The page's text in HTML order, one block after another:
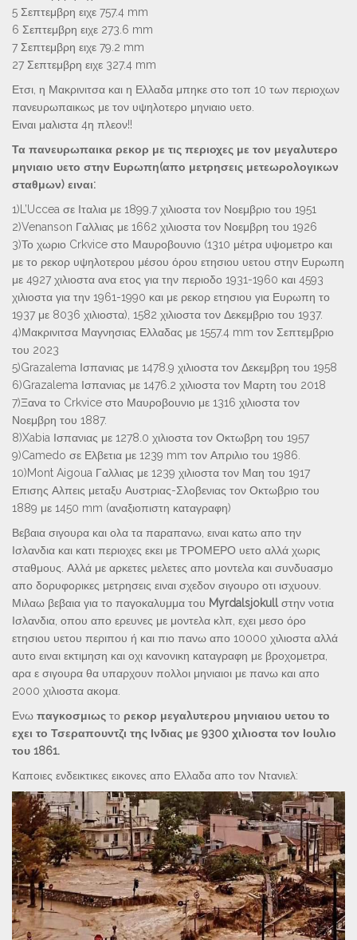
5 Σεπτεμβρη ειχε 757.4 mm
6 Σεπτεμβρη ειχε 273.6 mm
7 Σεπτεμβρη ειχε 79.2 mm
27 Σεπτεμβρη ειχε 327.4 mm
Ετσι, η Μακρινιτσα και η Ελλαδα μπηκε στο τοπ 10 των περιοχων
πανευρωπαικως με τον υψηλοτερο μηνιαιο υετο.
Ειναι μαλιστα 4η πλεον!!
Τα πανευρωπαικα ρεκορ με τις περιοχες με τον μεγαλυτερο
μηνιαιο υετο στην Ευρωπη(απο μετρησεις μετεωρολογικων
σταθμων) ειναι:
1)L’Uccea σε Ιταλια με 1899.7 χιλιοστα τον Νοεμβριο του 1951
2)Venanson Γαλλιας με 1662 χιλιοστα τον Νοεμβρη του 1926
3)Το χωριο Crkvice στο Μαυροβουνιο (1310 μέτρα υψομετρο και
με το ρεκορ υψηλοτερου μέσου όρου ετησιου υετου στην Ευρωπη
με 4927 χιλιοστα ανα ετος για την περιοδο 1931-1960 και 4593
χιλιοστα για την 1961-1990 και με ρεκορ ετησιου για Ευρωπη το
1937 με 8036 χιλιοστα), 1582 χιλιοστα τον Δεκεμβριο του 1937.
4)Μακρινιτσα Μαγνησιας Ελλαδας με 1557.4 mm τον Σεπτεμβριο
του 2023
5)Grazalema Ισπανιας με 1478.9 χιλιοστα τον Δεκεμβρη του 1958
6)Grazalema Ισπανιας με 1476.2 χιλιοστα τον Μαρτη του 2018
7)Ξανα το Crkvice στο Μαυροβουνιο με 1316 χιλιοστα τον
Νοεμβρη του 1887.
8)Xabia Ισπανιας με 1278.0 χιλιοστα τον Οκτωβρη του 1957
9)Camedo σε Ελβετια με 1239 mm τον Απριλιο του 1986.
10)Mont Aigoua Γαλλιας με 1239 χιλιοστα τον Μαη του 1917
Επισης Αλπεις μεταξυ Αυστριας-Σλοβενιας τον Οκτωβριο του
1889 με 1450 mm (αναξιοπιστη καταγραφη)
Βεβαια σιγουρα και ολα τα παραπανω, ειναι κατω απο την
Ισλανδια και κατι περιοχες εκει με ΤΡΟΜΕΡΟ υετο αλλά χωρις
σταθμους. Αλλά με αρκετες μελετες απο μοντελα και συνδυασμο
απο δορυφορικες μετρησεις ειναι σχεδον σιγουρο οτι ισχυουν.
Μιλαω βεβαια για το παγοκαλυμμα του Myrdalsjokullστην νοτια
Ισλανδια, οπου απο ερευνες με μοντελα κλπ, εχει μεσο όρο
ετησιου υετου περιπου ή και πιο πανω απο 10000 χιλιοστα αλλά
αυτο ειναι εκτιμηση και οχι κανονικη καταγραφη με βροχομετρα,
αρα ε σιγουρα θα υπαρχουν πολλοι μηνιαιοι με πανω και απο
2000 χιλιοστα ακομα.
Ενω παγκοσμιως το ρεκορ μεγαλυτερου μηνιαιου υετου το
εχει το Τσεραπουντζι της Ινδιας με 9300 χιλιοστα τον Ιουλιο
του 1861.
Καποιες ενδεικτικες εικονες απο Ελλαδα απο τον Ντανιελ: